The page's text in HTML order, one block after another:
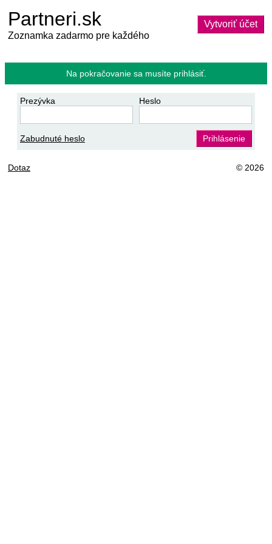
Partneri.sk
Zoznamka zadarmo pre každého
Vytvoriť účet
Na pokračovanie sa musíte prihlásiť.
Prezývka Heslo
Zabudnuté heslo Prihlásenie
Dotaz © 2026